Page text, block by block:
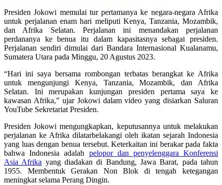
Presiden Jokowi memulai tur pertamanya ke negara-negara Afrika
untuk perjalanan enam hari meliputi Kenya, Tanzania, Mozambik,
dan Afrika Selatan. Perjalanan ini menandakan perjalanan
perdananya ke benua itu dalam kapasitasnya sebagai presiden.
Perjalanan sendiri dimulai dari Bandara Internasional Kualanamu,
Sumatera Utara pada Minggu, 20 Agustus 2023.
“Hari ini saya bersama rombongan terbatas berangkat ke Afrika
untuk mengunjungi Kenya, Tanzania, Mozambik, dan Afrika
Selatan. Ini merupakan kunjungan presiden pertama saya ke
kawasan Afrika,” ujar Jokowi dalam video yang disiarkan Saluran
YouTube Sekretariat Presiden.
Presiden Jokowi mengungkapkan, keputusannya untuk melakukan
perjalanan ke Afrika dilatarbelakangi oleh ikatan sejarah Indonesia
yang luas dengan benua tersebut. Keterkaitan ini berakar pada fakta
bahwa Indonesia adalah pelopor dan penyelenggara Konferensi
Asia Afrika yang diadakan di Bandung, Jawa Barat, pada tahun
1955. Membentuk Gerakan Non Blok di tengah ketegangan
meningkat selama Perang Dingin.